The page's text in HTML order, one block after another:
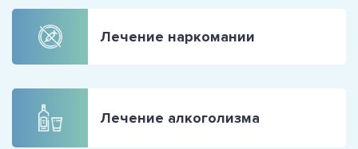
Лечение наркомании
Лечение алкоголизма